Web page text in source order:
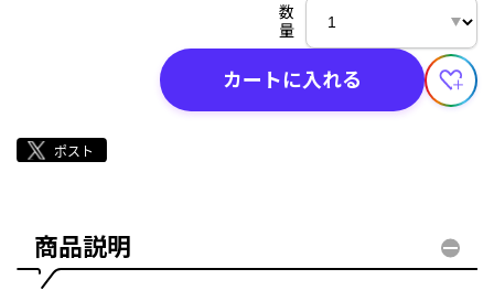
数
量
カートに入れる
商品説明